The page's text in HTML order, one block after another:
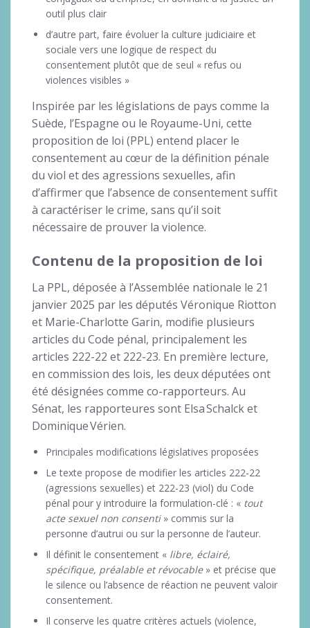
outil plus clair
d’autre part, faire évoluer la culture judiciaire et
sociale vers une logique de respect du
consentement plutôt que de seul « refus ou
violences visibles »
Inspirée par les législations de pays comme la
Suède, l’Espagne ou le Royaume-Uni, cette
proposition de loi (PPL) entend placer le
consentement au cœur de la définition pénale
du viol et des agressions sexuelles, afin
d’affirmer que l’absence de consentement suffit
à caractériser le crime, sans qu’il soit
nécessaire de prouver la violence.
Contenu de la proposition de loi
La PPL, déposée à l’Assemblée nationale le 21
janvier 2025 par les députés Véronique Riotton
et Marie-Charlotte Garin, modifie plusieurs
articles du Code pénal, principalement les
articles 222-22 et 222-23. En première lecture,
en commission des lois, les deux députées ont
été désignées comme co-rapporteurs. Au
Sénat, les rapporteures sont Elsa Schalck et
Dominique Vérien.
Principales modifications législatives proposées
Le texte propose de modifier les articles 222-22
(agressions sexuelles) et 222-23 (viol) du Code
pénal pour y introduire la formulation-clé : « tout
acte sexuel non consenti » commis sur la
personne d’autrui ou sur la personne de l’auteur.
Il définit le consentement « libre, éclairé,
spécifique, préalable et révocable » et précise que
le silence ou l’absence de réaction ne peuvent valoir
consentement.
Il conserve les quatre critères actuels (violence,